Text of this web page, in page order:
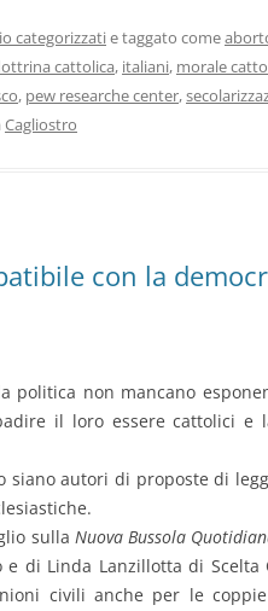
categorizzatie taggato come
cattolica, italiani, morale
, pew researche center,
Cagliostro
con la
politica non mancano
il loro essere cattolici e
siano autori di proposte di
sulla Nuova Bussola
di Linda Lanzillotta di Scelta
civili anche per le coppie